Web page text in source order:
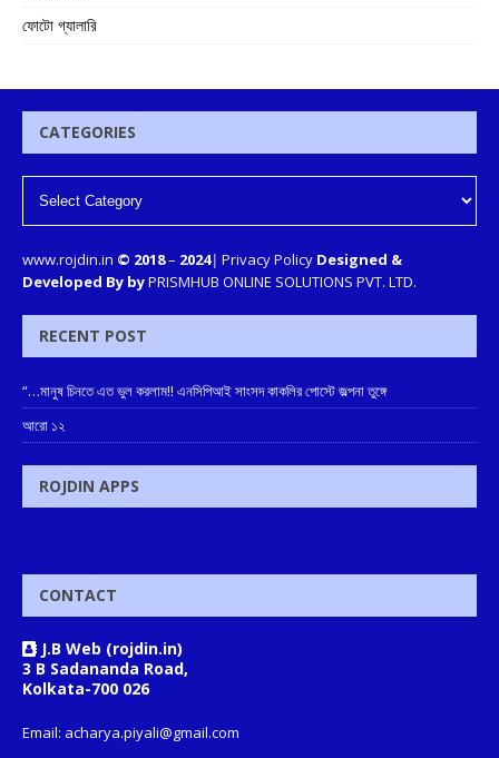
ফোটো গ্যালারি
CATEGORIES
www.rojdin.in © 2018– 2024| Privacy Policy Designed &
Developed By byPRISMHUB ONLINE SOLUTIONS PVT. LTD.
RECENT POST
“…মানুষ চিনতে এত ভুল করলাম!! এনসিপিআই সাংসদ কাকলির পোস্টে জল্পনা তুঙ্গে
আরো ১২
ROJDIN APPS
CONTACT
J.B Web (rojdin.in)
3 B Sadananda Road,
Kolkata-700 026
Email: acharya.piyali@gmail.com